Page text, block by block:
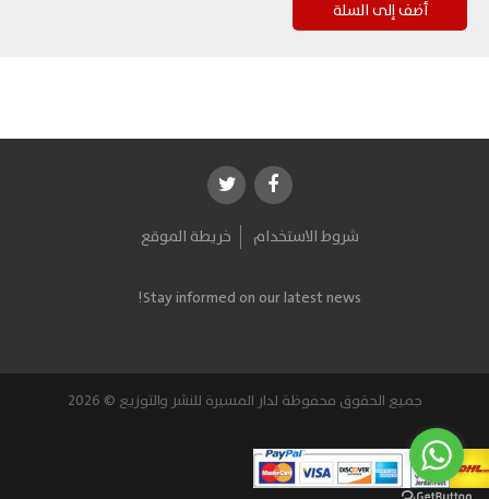
شروط الاستخدام خريطة الموقع
Stay informed on our latest news!
جميع الحقوق محفوظة لدار المسيرة للنشر والتوزيع © 2026